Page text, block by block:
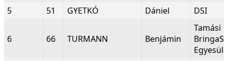
5
51 GYETKÓ Dániel DSI
6 66 TURMANN Benjámin
Tamási